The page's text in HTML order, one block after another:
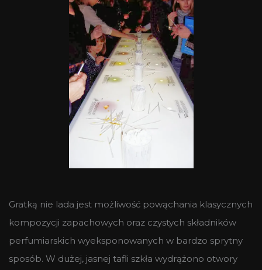
Gratką nie lada jest możliwość powąchania klasycznych
kompozycji zapachowych oraz czystych składników
perfumiarskich wyeksponowanych w bardzo sprytny
sposób. W dużej, jasnej tafli szkła wydrążono otwory